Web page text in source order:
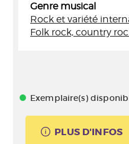
Genre musical
Rock et variété
Folk rock, country
Exemplaire(s)
PLUS D'INFOS